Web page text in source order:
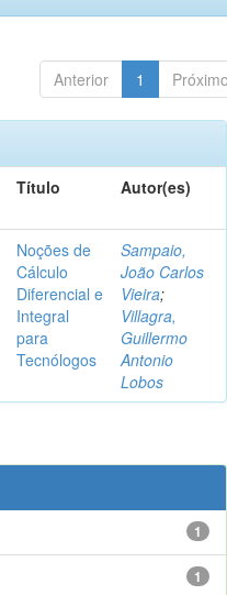
Anterior 1
Título Autor(es)
Noções de
Cálculo
Diferencial e
Integral
para
Tecnólogos
Sampaio,
João Carlos
Vieira;
Villagra,
Guillermo
Antonio
Lobos
1
1